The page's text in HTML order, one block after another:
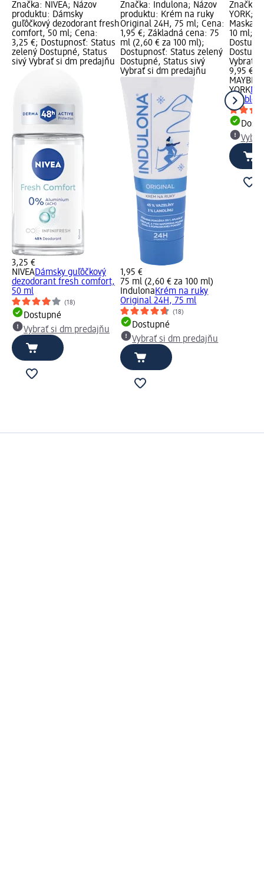
Značka: NIVEA; Názov
produktu: Dámsky
guľôčkový dezodorant fresh
comfort, 50 ml; Cena:
3,25 €; Dostupnosť: Status
zelený Dostupné, Status
sivý Vybrať si dm predajňu
3,25 €
NIVEADámsky guľôčkový
dezodorant fresh comfort,
50 ml
(18)
Dostupné
Vybrať si dm predajňu
Značka: Indulona; Názov
produktu: Krém na ruky
Original 24H, 75 ml; Cena:
1,95 €; Základná cena: 75
ml (2,60 € za 100 ml);
Dostupnosť: Status zelený
Dostupné, Status sivý
Vybrať si dm predajňu
1,95 €
75 ml (2,60 € za 100 ml)
IndulonaKrém na ruky
Original 24H, 75 ml
(18)
Dostupné
Vybrať si dm predajňu
Značka:
YORK;
10 ml;
Vybrať
9,95 €
YORK
Bubble,